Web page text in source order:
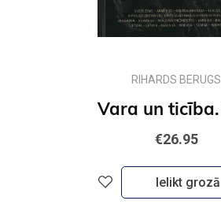
RIHARDS BERUGS
€26.95
Ielikt grozā